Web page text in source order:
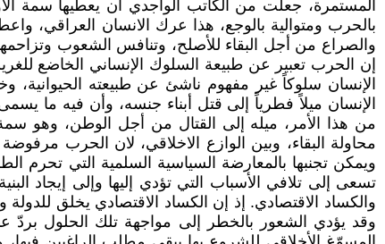
المستمرة، جعلت من الكاتب الواجدي ان يعطيها سمة
بالحرب ومتوالية بالوجع، هذا عرك الانسان العراقي،
والصراع من أجل البقاء للأصلح، وتنافس الشعوب
إن الحرب تعبير عن طبيعة السلوك الإنساني الخاضع
الإنسان سلوكاً غير مفهوم ناشئ عن طبيعته
الإنسان ميلاً فطرياً إلى قتل أبناء جنسه، وأن فيه ما
من هذا الأمر، ميله إلى القتال من أجل الوطن، وهو
محاولة البقاء، وبين الوازع الاخلاقي، لان الحرب
ويمكن تجنبها بالمعارضة السياسية السلمية التي
تسعى إلى تلافي الأسباب التي تؤدي إليها وإلى إيجاد
والكساد الاقتصادي. إذ إن الكساد الاقتصادي يخلق
وقد يؤدي الشعور بالخطر إلى مواجهة تلك الحلول